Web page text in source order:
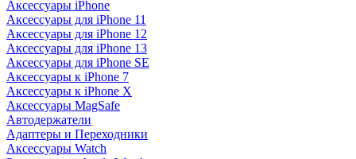
Аксессуары iPhone
Аксессуары для iPhone 11
Аксессуары для iPhone 12
Аксессуары для iPhone 13
Аксессуары для iPhone SE
Аксессуары к iPhone 7
Аксессуары к iPhone X
Аксессуары MagSafe
Автодержатели
Адаптеры и Переходники
Аксессуары Watch